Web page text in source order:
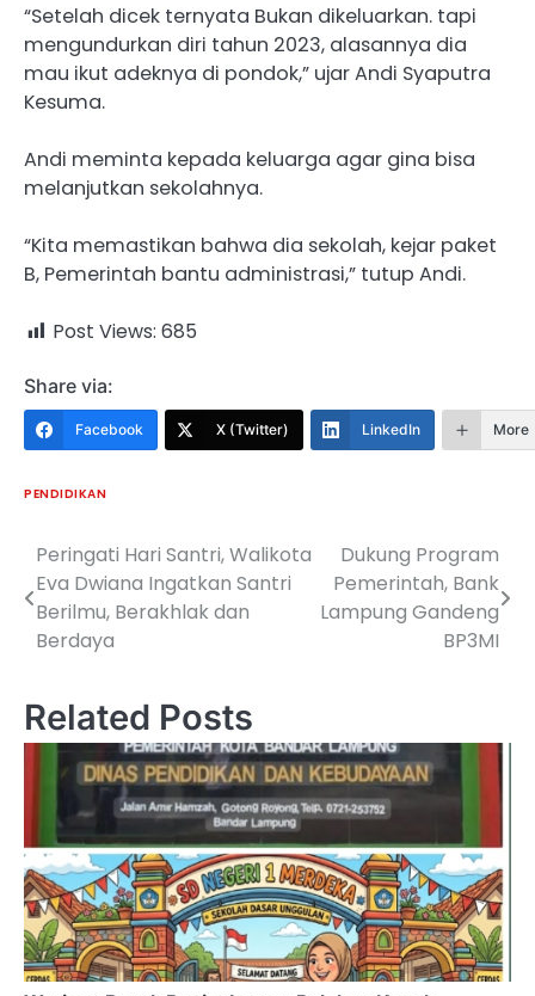
“Setelah dicek ternyata Bukan dikeluarkan. tapi
mengundurkan diri tahun 2023, alasannya dia
mau ikut adeknya di pondok,” ujar Andi Syaputra
Kesuma.
Andi meminta kepada keluarga agar gina bisa
melanjutkan sekolahnya.
“Kita memastikan bahwa dia sekolah, kejar paket
B, Pemerintah bantu administrasi,” tutup Andi.
Post Views: 685
Share via:
Facebook X (Twitter) LinkedIn More
PENDIDIKAN
Navigasi
pos
Peringati Hari Santri, Walikota
Eva Dwiana Ingatkan Santri
Berilmu, Berakhlak dan
Berdaya
Dukung Program
Pemerintah, Bank
Lampung Gandeng
BP3MI
Related Posts